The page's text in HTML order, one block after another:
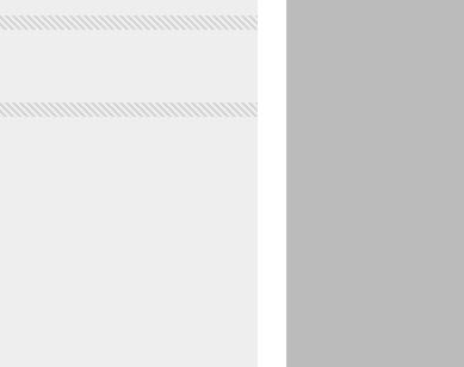
'nodejs' (18.4.0) [64